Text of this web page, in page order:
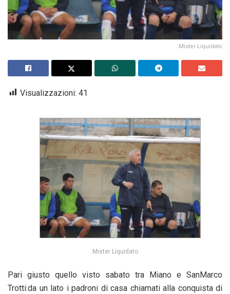
Mister Liquidato
Visualizzazioni: 41
Mister Liquidato
Pari giusto quello visto sabato tra Miano e SanMarco
Trotti:da un lato i padroni di casa chiamati alla conquista di